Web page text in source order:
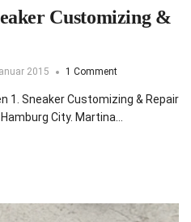
Customizing &
2015 1 Comment
1. Sneaker Customizing & Repair
City. Martina…